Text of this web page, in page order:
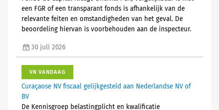
een FGR of een transparant fonds is afhankelijk van de
relevante feiten en omstandigheden van het geval. De
beoordeling hiervan is voorbehouden aan de inspecteur.
30 juli 2026
VN VANDAAG
Curaçaose NV fiscaal gelijkgesteld aan Nederlandse NV of
BV
De Kennisgroep belastingplicht en kwalificatie